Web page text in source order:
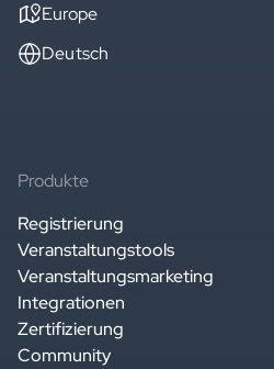
Europe
Deutsch
Produkte
Registrierung
Veranstaltungstools
Veranstaltungsmarketing
Integrationen
Zertifizierung
Community